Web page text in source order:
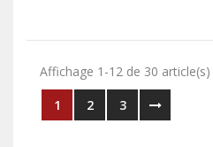
Affichage 1-12 de 30 article(s)
1
2 3